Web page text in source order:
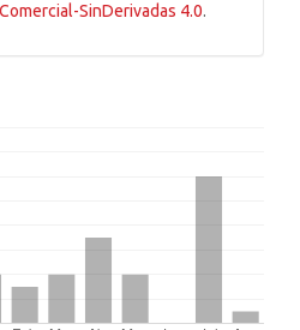
SinDerivadas 4.0.